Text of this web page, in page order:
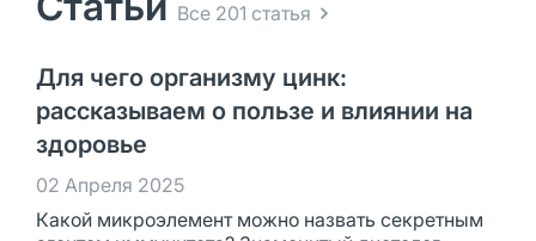
Все 201 статья
Для чего организму цинк:
рассказываем о пользе и влиянии на
здоровье
02 Апреля 2025
Какой микроэлемент можно назвать секретным